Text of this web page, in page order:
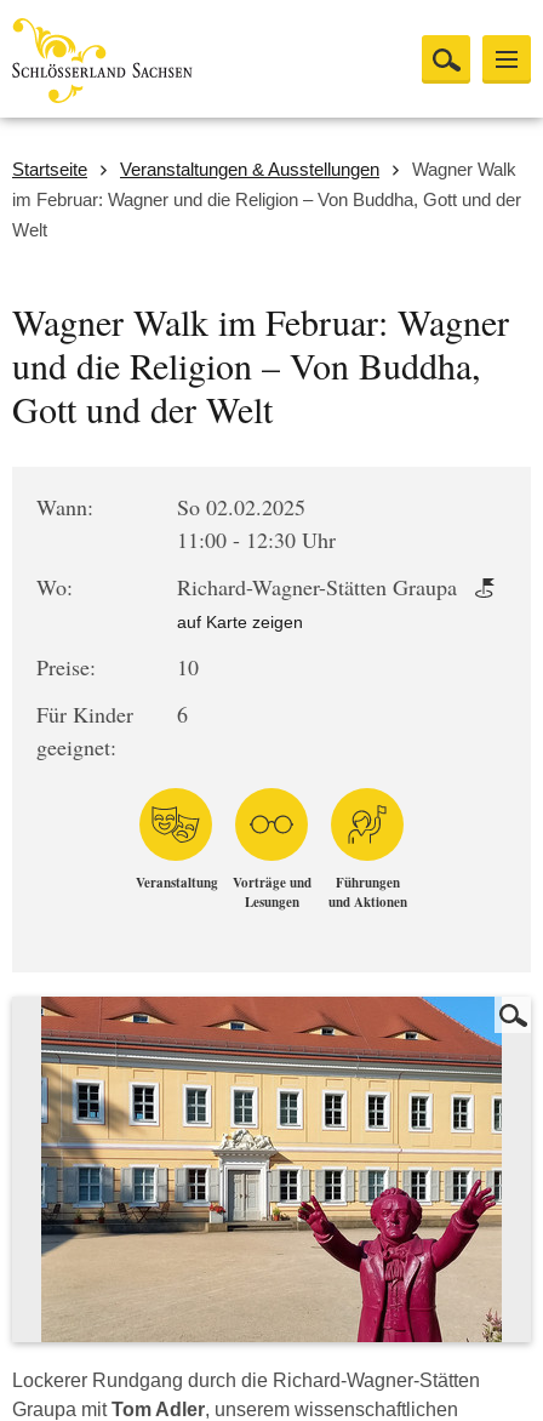
Startseite Veranstaltungen & Ausstellungen
Wagner Walk
im Februar: Wagner und die Religion – Von Buddha, Gott und der
Welt
Wagner Walk im Februar: Wagner
und die Religion – Von Buddha,
Gott und der Welt
Wann:
So 02.02.2025
11:00 - 12:30 Uhr
Wo:
Richard-Wagner-Stätten Graupa
auf Karte zeigen
Preise:
10
Für Kinder
geeignet:
6
Veranstaltung
Vorträge und
Lesungen
Führungen
und Aktionen
Lockerer Rundgang durch die Richard-Wagner-Stätten
Graupa mitTom Adler, unserem wissenschaftlichen